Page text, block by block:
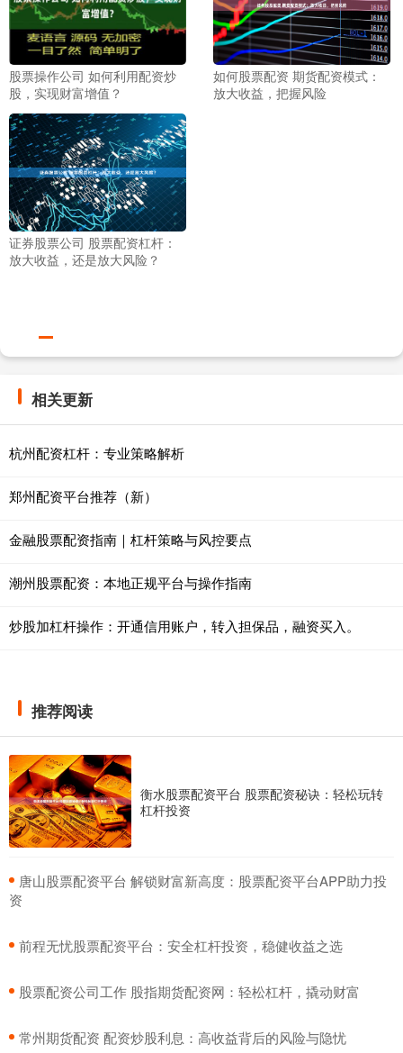
股票操作公司 如何利用配资炒
股，实现财富增值？
如何股票配资 期货配资模式：
放大收益，把握风险
证券股票公司 股票配资杠杆：
放大收益，还是放大风险？
相关更新
杭州配资杠杆：专业策略解析
郑州配资平台推荐（新）
金融股票配资指南｜杠杆策略与风控要点
潮州股票配资：本地正规平台与操作指南
炒股加杠杆操作：开通信用账户，转入担保品，融资买入。
推荐阅读
衡水股票配资平台 股票配资秘诀：轻松玩转
杠杆投资
​唐山股票配资平台 解锁财富新高度：股票配资平台APP助力投
资
​前程无忧股票配资平台：安全杠杆投资，稳健收益之选
​股票配资公司工作 股指期货配资网：轻松杠杆，撬动财富
​常州期货配资 配资炒股利息：高收益背后的风险与隐忧